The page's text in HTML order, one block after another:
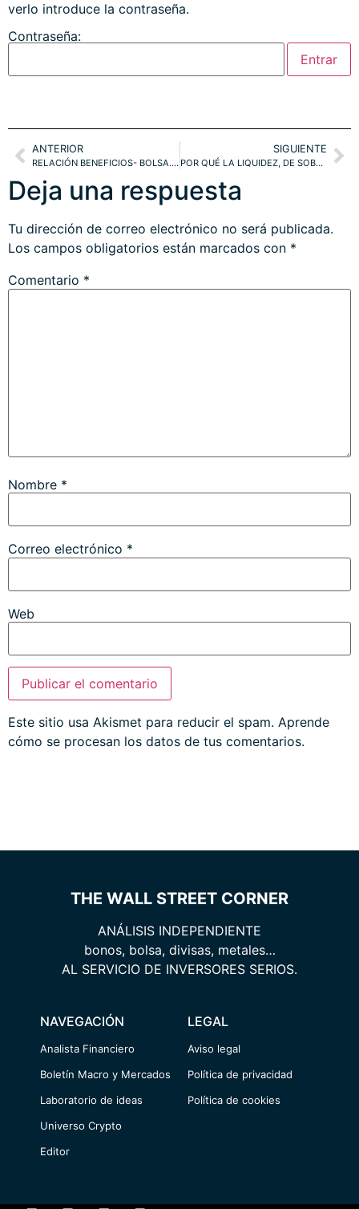
verlo introduce la contraseña.
Contraseña:
ANTERIOR
RELACIÓN BENEFICIOS- BOLSA. FUTURO DEUDA CORPORATIVA. ÍNDICES ANTE NOCTURNIDAD ESTIVAL
SIGUIENTE
POR QUÉ LA LIQUIDEZ, DE SOBRA PARA UNOS, NO LLEGARÁ A LA MAYORÍA. NASDAQ, NYSE
Deja una respuesta
Tu dirección de correo electrónico no será publicada.
Los campos obligatorios están marcados con *
Comentario *
Nombre *
Correo electrónico *
Web
Este sitio usa Akismet para reducir el spam. Aprende
cómo se procesan los datos de tus comentarios.
THE WALL STREET CORNER
ANÁLISIS INDEPENDIENTE
bonos, bolsa, divisas, metales…
AL SERVICIO DE INVERSORES SERIOS.
NAVEGACIÓN
Analista Financiero
Boletín Macro y Mercados
Laboratorio de ideas
Universo Crypto
Editor
LEGAL
Aviso legal
Política de privacidad
Política de cookies